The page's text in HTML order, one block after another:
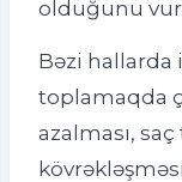
olduğunu
Bəzi
toplamaqda
azalması,